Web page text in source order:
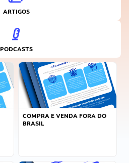
ARTIGOS
PODCASTS
COMPRA E VENDA FORA DO
BRASIL